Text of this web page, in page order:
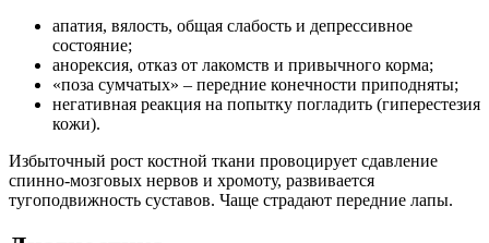
апатия, вялость, общая слабость и депрессивное
состояние;
анорексия, отказ от лакомств и привычного корма;
«поза сумчатых» – передние конечности приподняты;
негативная реакция на попытку погладить (гиперестезия
кожи).
Избыточный рост костной ткани провоцирует сдавление
спинно-мозговых нервов и хромоту, развивается
тугоподвижность суставов. Чаще страдают передние лапы.